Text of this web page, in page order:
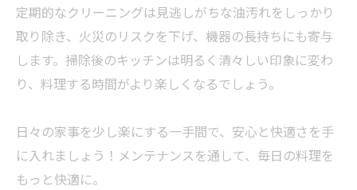
定期的なクリーニングは見逃しがちな油汚れをしっかり
取り除き、火災のリスクを下げ、機器の長持ちにも寄与
します。掃除後のキッチンは明るく清々しい印象に変わ
り、料理する時間がより楽しくなるでしょう。
日々の家事を少し楽にする一手間で、安心と快適さを手
に入れましょう！メンテナンスを通して、毎日の料理を
もっと快適に。